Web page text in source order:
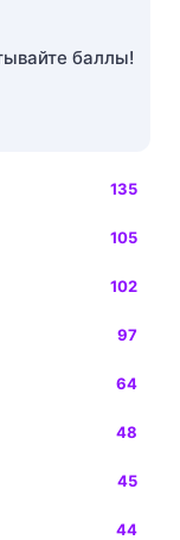
баллы!
135
105
102
97
64
48
45
44